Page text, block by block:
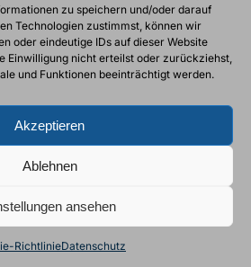
zu speichern und/oder darauf
Technologien zustimmst, können wir
oder eindeutige IDs auf dieser Website
Einwilligung nicht erteilst oder zurückziehst,
und Funktionen beeinträchtigt werden.
Akzeptieren
Ablehnen
ansehen
RichtlinieDatenschutz